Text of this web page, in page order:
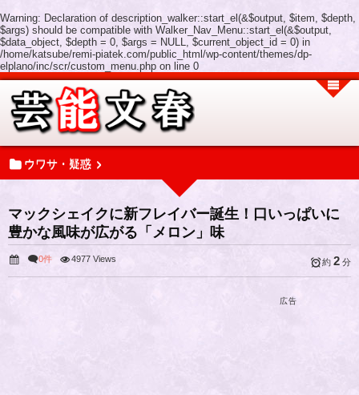
Warning: Declaration of description_walker::start_el(&$output, $item, $depth,
$args) should be compatible with Walker_Nav_Menu::start_el(&$output,
$data_object, $depth = 0, $args = NULL, $current_object_id = 0) in
/home/katsube/remi-piatek.com/public_html/wp-content/themes/dp-
elplano/inc/scr/custom_menu.php on line 0
ウワサ・疑惑
マックシェイクに新フレイバー誕生！口いっぱいに
豊かな風味が広がる「メロン」味
0件 4977 Views 約 2 分
広告